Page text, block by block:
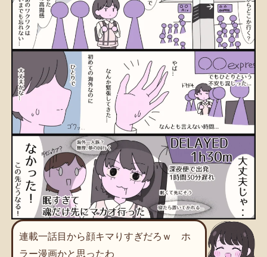
連載一話目から顔キマりすぎだろｗ ホ
ラー漫画かと思ったわ